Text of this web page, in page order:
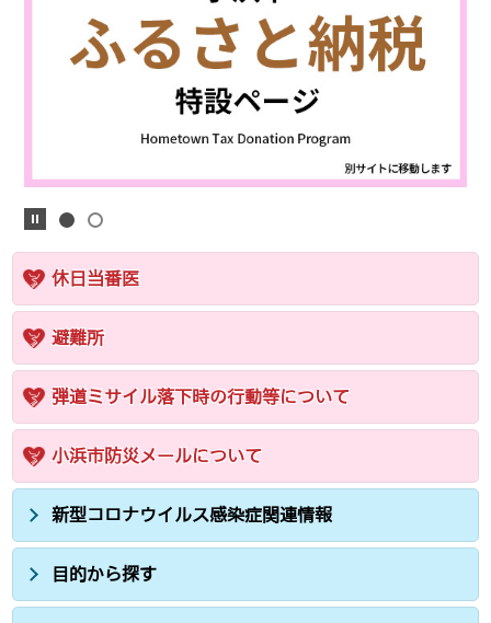
休日当番医
避難所
弾道ミサイル落下時の行動等について
小浜市防災メールについて
新型コロナウイルス感染症関連情報
目的から探す